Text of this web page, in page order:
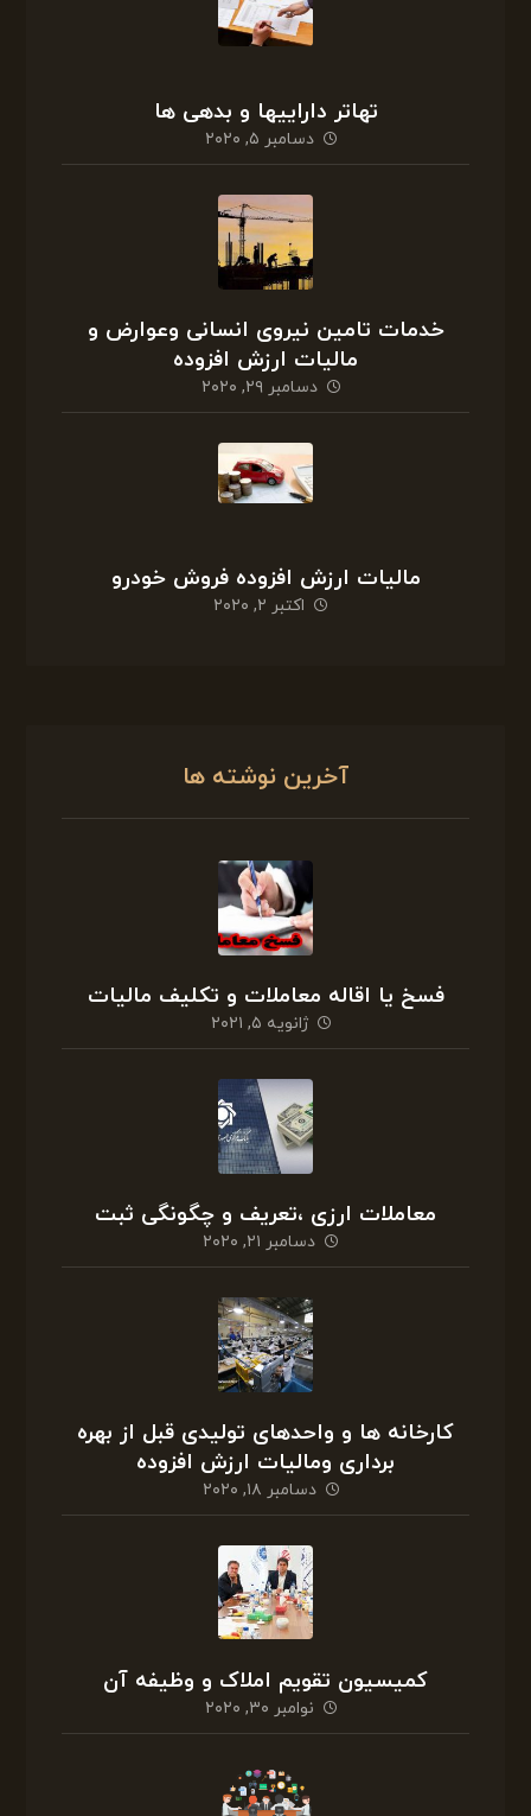
تهاتر داراییها و بدهی ها
دسامبر ۵, ۲۰۲۰
خدمات تامین نیروی انسانی وعوارض و
مالیات ارزش افزوده
دسامبر ۲۹, ۲۰۲۰
مالیات ارزش افزوده فروش خودرو
اکتبر ۲, ۲۰۲۰
آخرین نوشته ها
فسخ یا اقاله معاملات و تکلیف مالیات
ژانویه ۵, ۲۰۲۱
معاملات ارزی ،تعریف و چگونگی ثبت
دسامبر ۲۱, ۲۰۲۰
کارخانه ها و واحدهای تولیدی قبل از بهره
برداری ومالیات ارزش افزوده
دسامبر ۱۸, ۲۰۲۰
کمیسیون تقویم املاک و وظیفه آن
نوامبر ۳۰, ۲۰۲۰